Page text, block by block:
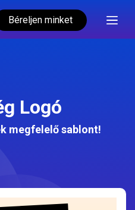
Béreljen minket
Logó
megfelelő sablont!